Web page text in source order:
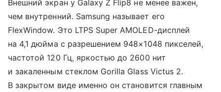
Внешний экран у Galaxy Z Flip8 не менее важен,
чем внутренний. Samsung называет его
FlexWindow. Это LTPS Super AMOLED-дисплей
на 4,1 дюйма с разрешением 948×1048 пикселей,
частотой 120 Гц, яркостью до 2600 нит
и закаленным стеклом Gorilla Glass Victus 2.
В закрытом виде именно он становится главным